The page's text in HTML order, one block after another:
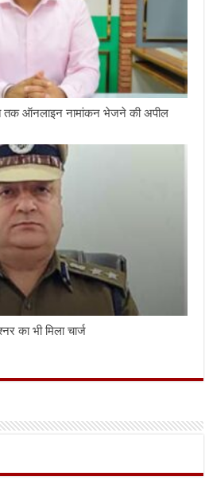
तक ऑनलाइन नामांकन भेजने की अपील
का भी मिला चार्ज